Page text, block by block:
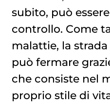
subito, può
controllo. Come
malattie, la
può fermare
che consiste nel
proprio stile di